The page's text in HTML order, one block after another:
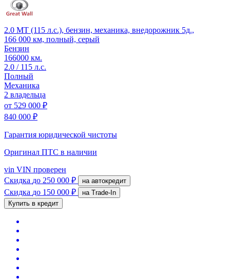
2.0 MT (115 л.с.), бензин, механика, внедорожник 5д.,
166 000 км, полный, серый
Бензин
166000 км.
2.0 / 115 л.с.
Полный
Механика
2 владельца
от 529 000 ₽
840 000 ₽
Гарантия юридической чистоты
Оригинал ПТС в наличии
vin VIN проверен
Скидка до 250 000 ₽ на автокредит
Скидка до 150 000 ₽
на Trade-In
Купить в кредит